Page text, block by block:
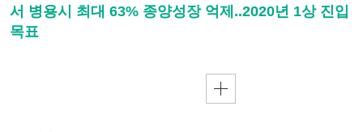
서 병용시 최대 63% 종양성장 억제..2020년 1상 진입
목표